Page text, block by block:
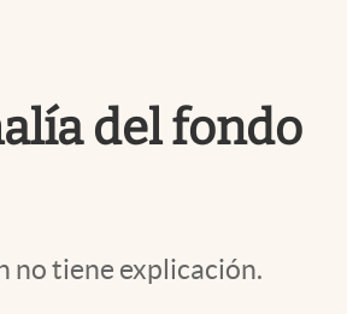
del fondo
no tiene explicación.